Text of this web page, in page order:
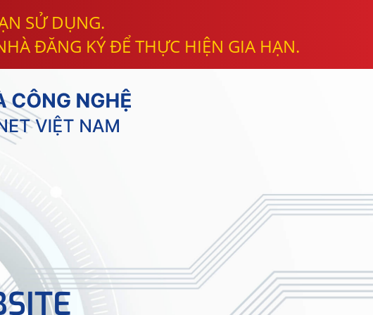
SỬ DỤNG.
ĐĂNG KÝ ĐỂ THỰC HIỆN GIA HẠN.